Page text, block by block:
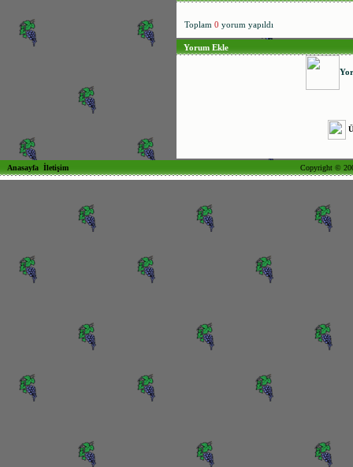
Toplam 0 yorum yapıldı
Yorum Ekle
Anasayfa İletişim Copyright ©